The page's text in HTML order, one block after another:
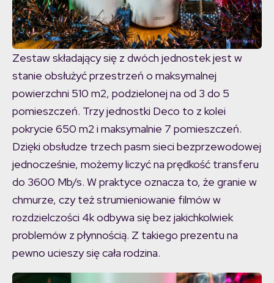
Zestaw składający się z dwóch jednostek jest w
stanie obsłużyć przestrzeń o maksymalnej
powierzchni 510 m2, podzielonej na od 3 do 5
pomieszczeń. Trzy jednostki Deco to z kolei
pokrycie 650 m2 i maksymalnie 7 pomieszczeń.
Dzięki obsłudze trzech pasm sieci bezprzewodowej
jednocześnie, możemy liczyć na prędkość transferu
do 3600 Mb/s. W praktyce oznacza to, że granie w
chmurze, czy też strumieniowanie filmów w
rozdzielczości 4k odbywa się bez jakichkolwiek
problemów z płynnością. Z takiego prezentu na
pewno ucieszy się cała rodzina.